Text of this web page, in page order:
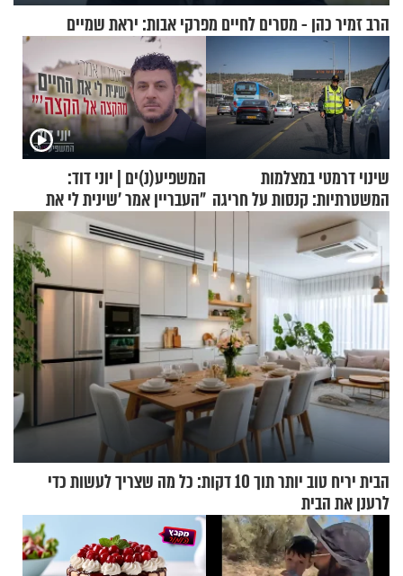
הרב זמיר כהן - מסרים לחיים מפרקי אבות: יראת שמיים
שינוי דרמטי במצלמות
המשטרתיות: קנסות על חריגה
קלה של מהירות
המשפיע(נ)ים | יוני דוד:
"העבריין אמר 'שינית לי את
החיים מהקצה אל הקצה'"
הבית יריח טוב יותר תוך 10 דקות: כל מה שצריך לעשות כדי
לרענן את הבית